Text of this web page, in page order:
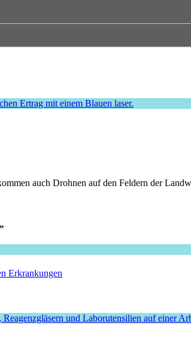
auch Drohnen auf den Feldern der
Erkrankungen